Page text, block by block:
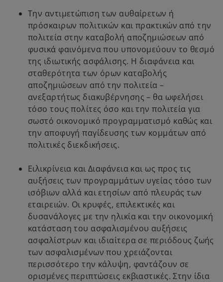
Την αντιμετώπιση των αυθαίρετων ή
πρόσκαιρων πολιτικών και πρακτικών από την
πολιτεία στην καταβολή αποζημιώσεων από
φυσικά φαινόμενα που υπονομεύουν το θεσμό
της ιδιωτικής ασφάλισης. Η διαφάνεια και
σταθερότητα των όρων καταβολής
αποζημιώσεων από την πολιτεία –
ανεξαρτήτως διακυβέρνησης – θα ωφελήσει
τόσο τους πολίτες όσο και την πολιτεία για
σωστό οικονομικό προγραμματισμό καθώς και
την αποφυγή παγίδευσης των κομμάτων από
πολιτικές διεκδικήσεις.
Ειλικρίνεια και Διαφάνεια και ως προς τις
αυξήσεις των προγραμμάτων υγείας τόσο των
ισόβιων αλλά και ετησίων από πλευράς των
εταιρειών. Οι κρυφές, επιλεκτικές και
δυσανάλογες με την ηλικία και την οικονομική
κατάσταση του ασφαλισμένου αυξήσεις
ασφαλίστρων και ιδιαίτερα σε περιόδους ζωής
των ασφαλισμένων που χρειάζονται
περισσότερο την κάλυψη, φαντάζουν σε
ορισμένες περιπτώσεις εκβιαστικές. Στην ίδια